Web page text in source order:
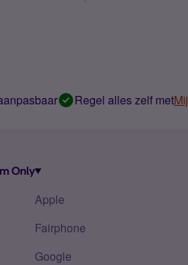
Regel alles zelf met
Only
Apple
Fairphone
Google